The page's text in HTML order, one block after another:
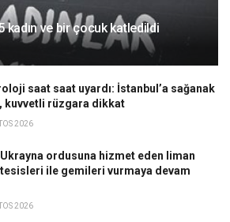
kadın ve bir çocuk katledildi
saat saat uyardı: İstanbul’a sağanak
kuvvetli rüzgara dikkat
2026
Ukrayna ordusuna hizmet eden liman
tesisleri ile gemileri vurmaya devam
2026